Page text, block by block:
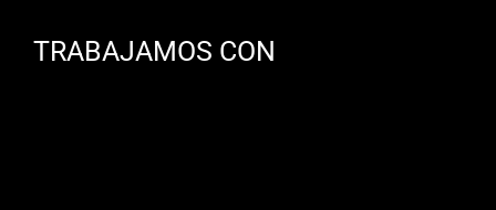
TRABAJAMOS CON